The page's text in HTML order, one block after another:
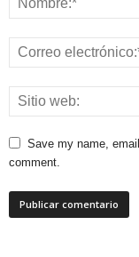
Save my name,
comment.